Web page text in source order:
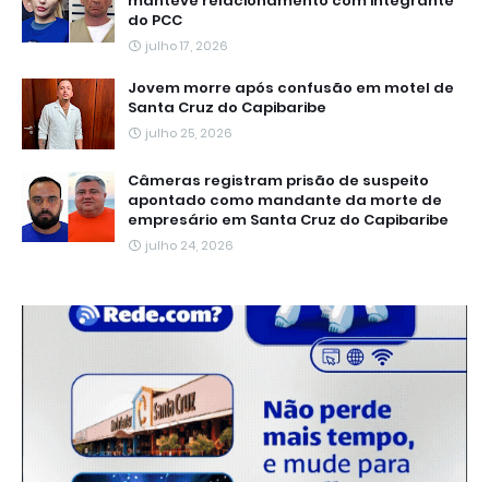
do PCC
julho 17, 2026
Jovem morre após confusão em motel de
Santa Cruz do Capibaribe
julho 25, 2026
Câmeras registram prisão de suspeito
apontado como mandante da morte de
empresário em Santa Cruz do Capibaribe
julho 24, 2026